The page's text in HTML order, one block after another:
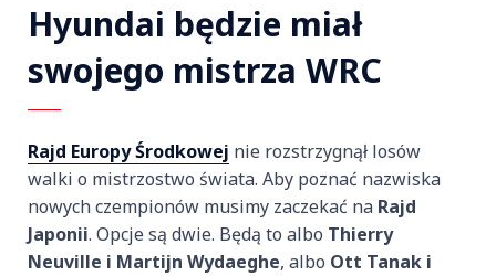
Hyundai będzie miał
swojego mistrza WRC
Rajd Europy Środkowej nie rozstrzygnął losów
walki o mistrzostwo świata. Aby poznać nazwiska
nowych czempionów musimy zaczekać na Rajd
Japonii. Opcje są dwie. Będą to albo Thierry
Neuville i Martijn Wydaeghe, albo Ott Tanak i